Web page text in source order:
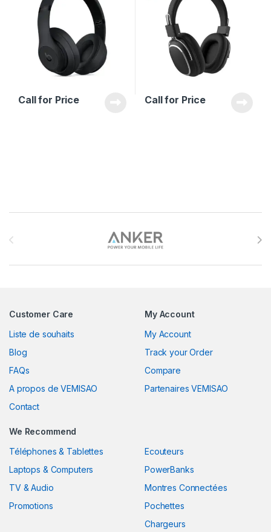
Call for Price Call for Price
Customer Care
Liste de souhaits
Blog
FAQs
A propos de VEMISAO
Contact
My Account
My Account
Track your Order
Compare
Partenaires VEMISAO
We Recommend
Téléphones & Tablettes
Laptops & Computers
TV & Audio
Promotions
Ecouteurs
PowerBanks
Montres Connectées
Pochettes
Chargeurs